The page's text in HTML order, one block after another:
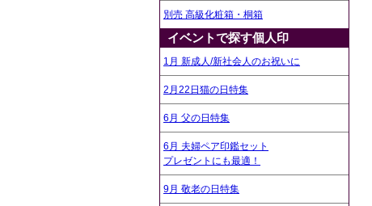
別売 高級化粧箱・桐箱
イベントで探す個人印
1月 新成人/新社会人のお祝いに
2月22日猫の日特集
6月 父の日特集
6月 夫婦ペア印鑑セット
プレゼントにも最適！
9月 敬老の日特集